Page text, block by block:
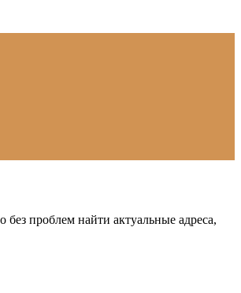
проблем найти актуальные адреса,